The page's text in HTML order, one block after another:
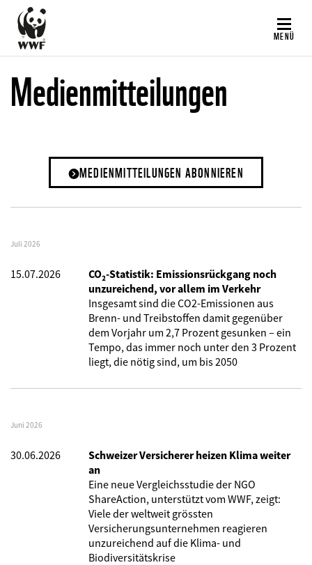
Direkt
zum
Inhalt
MENÜ
Medienmitteilungen
MEDIENMITTEILUNGEN ABONNIEREN
Juli 2026
15.07.2026
CO₂-Statistik: Emissionsrückgang noch
unzureichend, vor allem im Verkehr
Insgesamt sind die CO2-Emissionen aus
Brenn- und Treibstoffen damit gegenüber
dem Vorjahr um 2,7 Prozent gesunken – ein
Tempo, das immer noch unter den 3 Prozent
liegt, die nötig sind, um bis 2050
Juni 2026
30.06.2026
Schweizer Versicherer heizen Klima weiter
an
Eine neue Vergleichsstudie der NGO
ShareAction, unterstützt vom WWF, zeigt:
Viele der weltweit grössten
Versicherungsunternehmen reagieren
unzureichend auf die Klima- und
Biodiversitätskrise